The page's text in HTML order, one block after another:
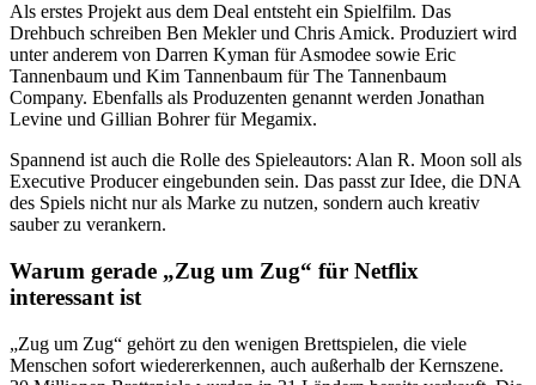
Als erstes Projekt aus dem Deal entsteht ein Spielfilm. Das
Drehbuch schreiben Ben Mekler und Chris Amick. Produziert wird
unter anderem von Darren Kyman für Asmodee sowie Eric
Tannenbaum und Kim Tannenbaum für The Tannenbaum
Company. Ebenfalls als Produzenten genannt werden Jonathan
Levine und Gillian Bohrer für Megamix.
Spannend ist auch die Rolle des Spieleautors: Alan R. Moon soll als
Executive Producer eingebunden sein. Das passt zur Idee, die DNA
des Spiels nicht nur als Marke zu nutzen, sondern auch kreativ
sauber zu verankern.
Warum gerade „Zug um Zug“ für Netflix
interessant ist
„Zug um Zug“ gehört zu den wenigen Brettspielen, die viele
Menschen sofort wiedererkennen, auch außerhalb der Kernszene.